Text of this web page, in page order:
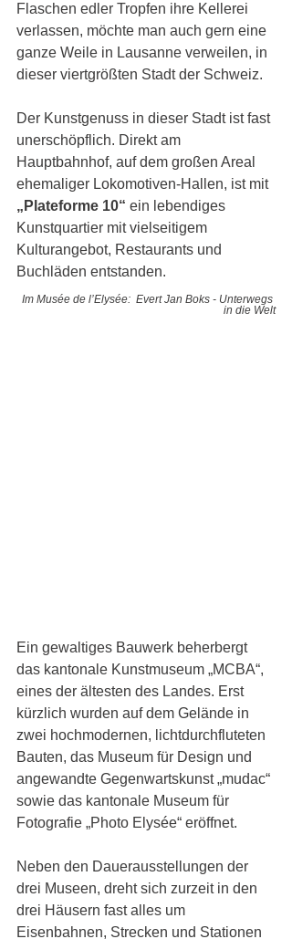
Flaschen edler Tropfen ihre Kellerei
verlassen, möchte man auch gern eine
ganze Weile in Lausanne verweilen, in
dieser viertgrößten Stadt der Schweiz.
Der Kunstgenuss in dieser Stadt ist fast
unerschöpflich. Direkt am
Hauptbahnhof, auf dem großen Areal
ehemaliger Lokomotiven-Hallen, ist mit
„Plateforme 10“ ein lebendiges
Kunstquartier mit vielseitigem
Kulturangebot, Restaurants und
Buchläden entstanden.
Im Musée de l’Elysée:  Evert Jan Boks - Unterwegs
in die Welt
Ein gewaltiges Bauwerk beherbergt
das kantonale Kunstmuseum „MCBA“,
eines der ältesten des Landes. Erst
kürzlich wurden auf dem Gelände in
zwei hochmodernen, lichtdurchfluteten
Bauten, das Museum für Design und
angewandte Gegenwartskunst „mudac“
sowie das kantonale Museum für
Fotografie „Photo Elysée“ eröffnet.
Neben den Dauerausstellungen der
drei Museen, dreht sich zurzeit in den
drei Häusern fast alles um
Eisenbahnen, Strecken und Stationen